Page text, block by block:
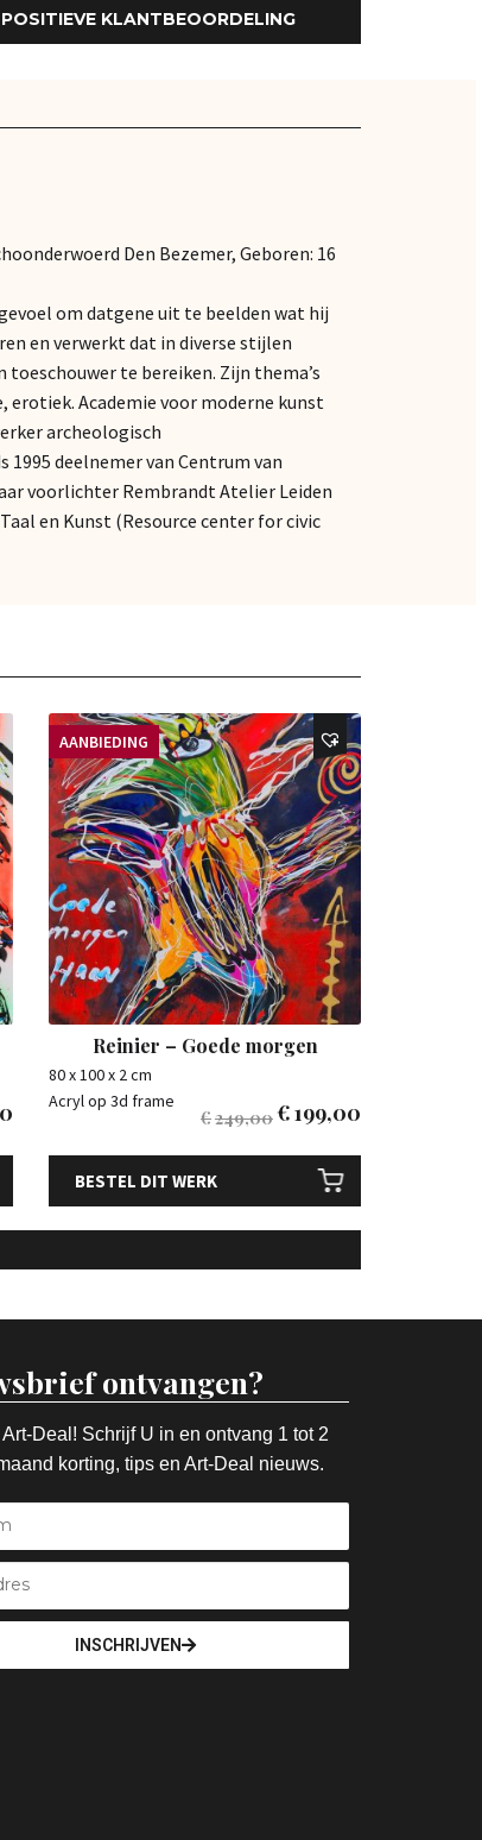
POSITIEVE KLANTBEOORDELING
Den Bezemer, Geboren: 16
om datgene uit te beelden wat hij
en verwerkt dat in diverse stijlen
te bereiken. Zijn thema’s
erotiek. Academie voor moderne kunst
archeologisch
1995 deelnemer van Centrum van
voorlichter Rembrandt Atelier Leiden
en Kunst (Resource center for civic
AANBIEDING
Reinier – Goede morgen
80 x 100 x 2 cm
Acryl op 3d frame
€249,00€199,00
BESTEL DIT WERK
ontvangen?
Deal! Schrijf U in en ontvang 1 tot 2
korting, tips en Art-Deal nieuws.
INSCHRIJVEN